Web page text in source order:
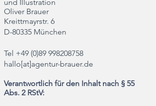
und Illustration
Oliver Brauer
Kreittmayrstr. 6
D-80335 München
Tel +49 (0)89 998208758
hallo[at]agentur-brauer.de
Verantwortlich für den Inhalt nach § 55
Abs. 2 RStV: